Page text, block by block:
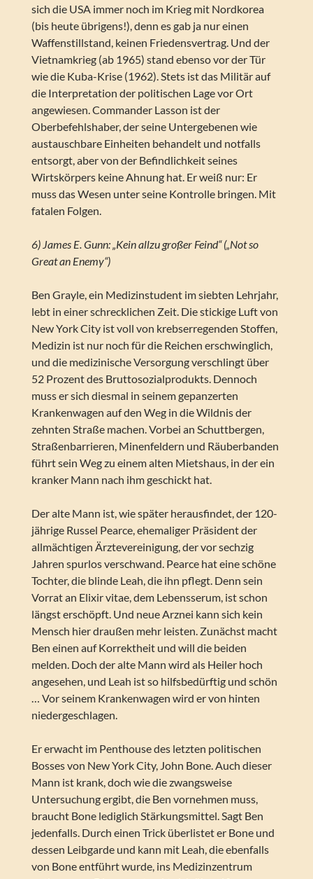
sich die USA immer noch im Krieg mit Nordkorea
(bis heute übrigens!), denn es gab ja nur einen
Waffenstillstand, keinen Friedensvertrag. Und der
Vietnamkrieg (ab 1965) stand ebenso vor der Tür
wie die Kuba-Krise (1962). Stets ist das Militär auf
die Interpretation der politischen Lage vor Ort
angewiesen. Commander Lasson ist der
Oberbefehlshaber, der seine Untergebenen wie
austauschbare Einheiten behandelt und notfalls
entsorgt, aber von der Befindlichkeit seines
Wirtskörpers keine Ahnung hat. Er weiß nur: Er
muss das Wesen unter seine Kontrolle bringen. Mit
fatalen Folgen.
6) James E. Gunn: „Kein allzu großer Feind“ („Not so
Great an Enemy“)
Ben Grayle, ein Medizinstudent im siebten Lehrjahr,
lebt in einer schrecklichen Zeit. Die stickige Luft von
New York City ist voll von krebserregenden Stoffen,
Medizin ist nur noch für die Reichen erschwinglich,
und die medizinische Versorgung verschlingt über
52 Prozent des Bruttosozialprodukts. Dennoch
muss er sich diesmal in seinem gepanzerten
Krankenwagen auf den Weg in die Wildnis der
zehnten Straße machen. Vorbei an Schuttbergen,
Straßenbarrieren, Minenfeldern und Räuberbanden
führt sein Weg zu einem alten Mietshaus, in der ein
kranker Mann nach ihm geschickt hat.
Der alte Mann ist, wie später herausfindet, der 120-
jährige Russel Pearce, ehemaliger Präsident der
allmächtigen Ärztevereinigung, der vor sechzig
Jahren spurlos verschwand. Pearce hat eine schöne
Tochter, die blinde Leah, die ihn pflegt. Denn sein
Vorrat an Elixir vitae, dem Lebensserum, ist schon
längst erschöpft. Und neue Arznei kann sich kein
Mensch hier draußen mehr leisten. Zunächst macht
Ben einen auf Korrektheit und will die beiden
melden. Doch der alte Mann wird als Heiler hoch
angesehen, und Leah ist so hilfsbedürftig und schön
… Vor seinem Krankenwagen wird er von hinten
niedergeschlagen.
Er erwacht im Penthouse des letzten politischen
Bosses von New York City, John Bone. Auch dieser
Mann ist krank, doch wie die zwangsweise
Untersuchung ergibt, die Ben vornehmen muss,
braucht Bone lediglich Stärkungsmittel. Sagt Ben
jedenfalls. Durch einen Trick überlistet er Bone und
dessen Leibgarde und kann mit Leah, die ebenfalls
von Bone entführt wurde, ins Medizinzentrum